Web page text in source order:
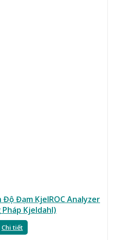
Độ Đạm KjelROC Analyzer
Kjeldahl)
Chi tiết